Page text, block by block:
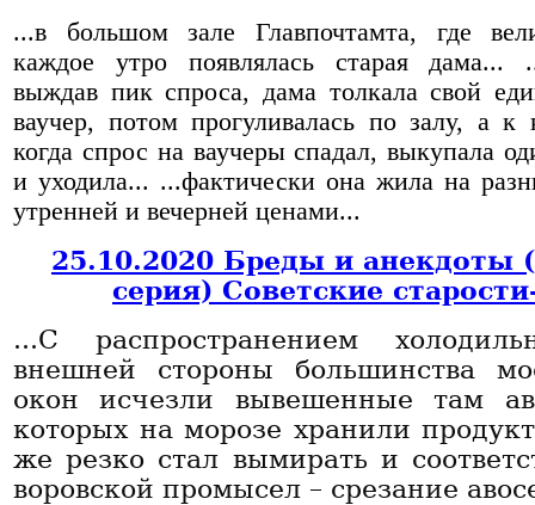
...в большом зале Главпочтамта, где
каждое утро появлялась старая дама...
выждав пик спроса, дама толкала свой
ваучер, потом прогуливалась по залу, а к
когда спрос на ваучеры спадал, выкупала
и уходила... ...фактически она жила на
утренней и вечерней ценами...
25.10.2020 Бреды и анекдоты
серия) Советские
...С распространением
внешней стороны большинства
окон исчезли вывешенные там
которых на морозе хранили
же резко стал вымирать и
воровской промысел – срезание